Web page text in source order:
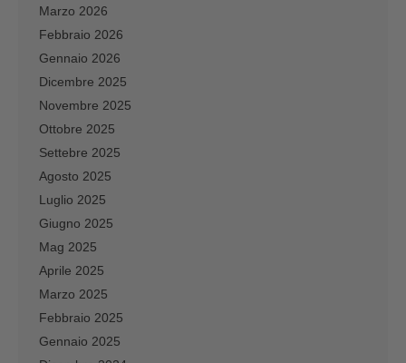
Marzo 2026
Febbraio 2026
Gennaio 2026
Dicembre 2025
Novembre 2025
Ottobre 2025
Settebre 2025
Agosto 2025
Luglio 2025
Giugno 2025
Mag 2025
Aprile 2025
Marzo 2025
Febbraio 2025
Gennaio 2025